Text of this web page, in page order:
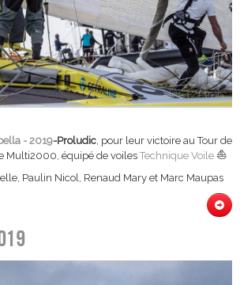
- 2019-Proludic , pour leur victoire au Tour de
Multi2000, équipé de voiles Technique Voile ⛵
Paulin Nicol, Renaud Mary et Marc Maupas